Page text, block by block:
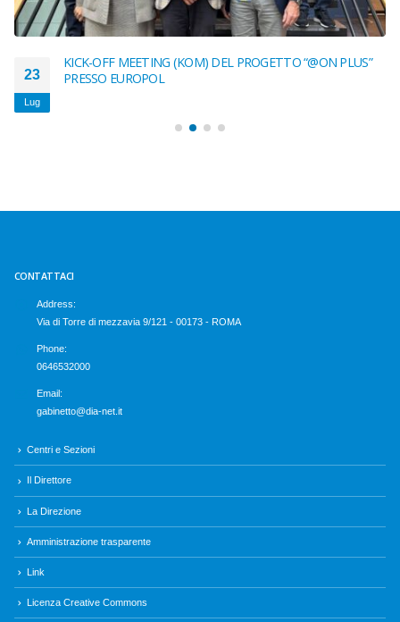
23
Lug
KICK-OFF MEETING (KOM) DEL PROGETTO “@ON PLUS”
PRESSO EUROPOL
CONTATTACI
Address:
Via di Torre di mezzavia 9/121 - 00173 - ROMA
Phone:
0646532000
Email:
gabinetto@dia-net.it
Centri e Sezioni
Il Direttore
La Direzione
Amministrazione trasparente
Link
Licenza Creative Commons